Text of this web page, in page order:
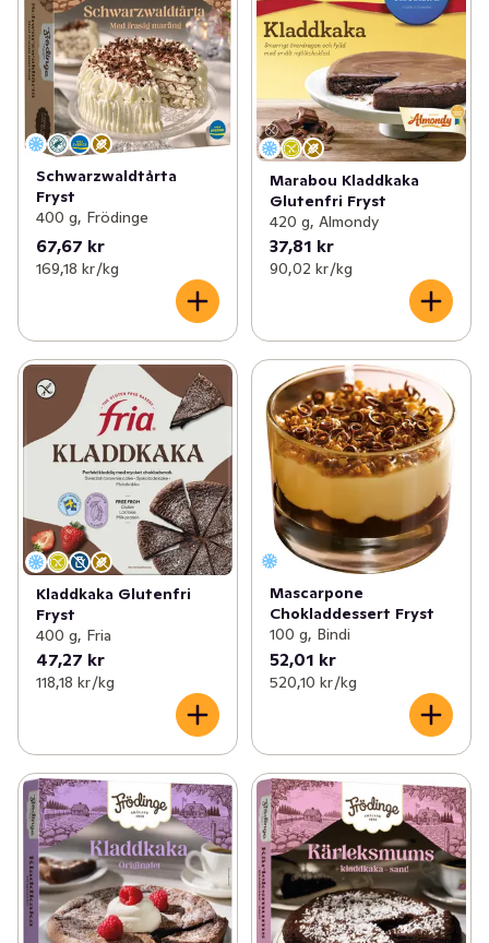
Schwarzwaldtårta
Fryst
400 g, Frödinge
67,67 kr
169,18 kr /kg
Marabou Kladdkaka
Glutenfri Fryst
420 g, Almondy
37,81 kr
90,02 kr /kg
Kladdkaka Glutenfri
Fryst
400 g, Fria
47,27 kr
118,18 kr /kg
Mascarpone
Chokladdessert Fryst
100 g, Bindi
52,01 kr
520,10 kr /kg